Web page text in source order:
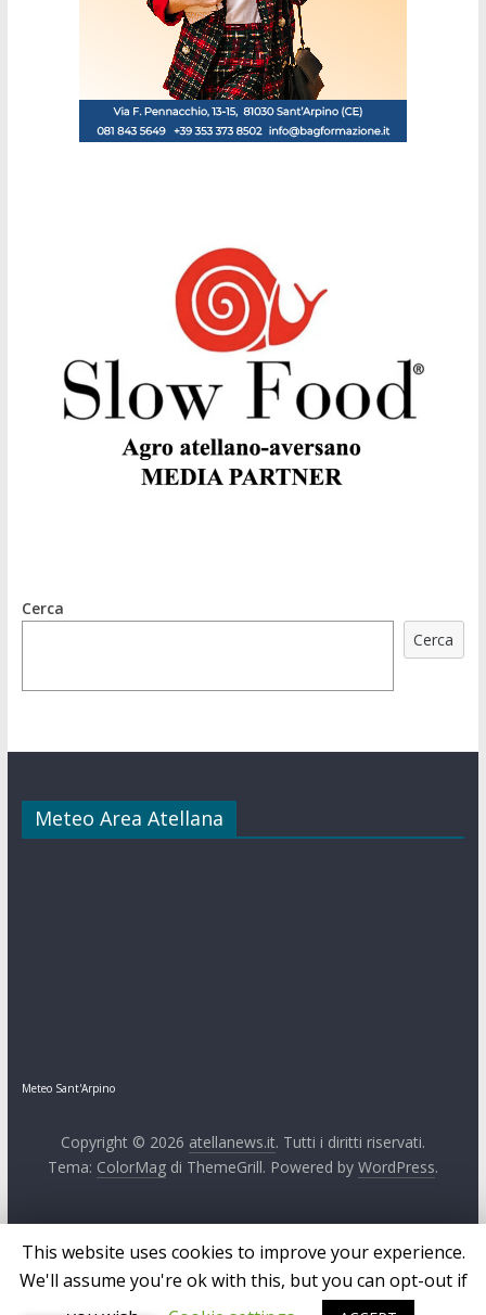
Cerca
Cerca
Meteo Area Atellana
Meteo Sant'Arpino
Copyright © 2026 atellanews.it. Tutti i diritti riservati.
Tema: ColorMagdi ThemeGrill. Powered by WordPress.
This website uses cookies to improve your experience.
We'll assume you're ok with this, but you can opt-out if